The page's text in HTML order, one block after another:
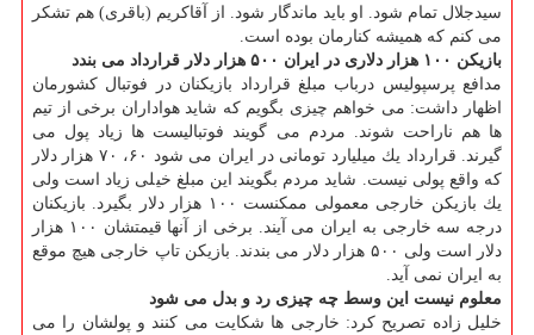
سیدجلال تمام شود. او باید ماندگار شود. از آقاكریم (باقری) هم تشكر
می كنم كه همیشه كنارمان بوده است.
بازیكن ۱۰۰ هزار دلاری در ایران ۵۰۰ هزار دلار قرارداد می بندد
مدافع پرسپولیس درباب مبلغ قرارداد بازیكنان در فوتبال كشورمان
اظهار داشت: می خواهم چیزی بگویم كه شاید هواداران برخی از تیم
ها هم ناراحت شوند. مردم می گویند فوتبالیست ها زیاد پول می
گیرند. قرارداد یك میلیارد تومانی در ایران می شود ۶۰، ۷۰ هزار دلار
كه واقع پولی نیست. شاید مردم بگویند این مبلغ خیلی زیاد است ولی
یك بازیكن خارجی معمولی ممكنست ۱۰۰ هزار دلار بگیرد. بازیكنان
درجه سه خارجی به ایران می آیند. برخی از آنها قیمتشان ۱۰۰ هزار
دلار است ولی ۵۰۰ هزار دلار می بندند. بازیكن تاپ خارجی هیچ موقع
به ایران نمی آید.
معلوم نیست این وسط چه چیزی رد و بدل می شود
خلیل زاده تصریح كرد: خارجی ها شكایت می كنند و پولشان را می